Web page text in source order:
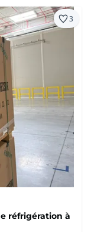
3
réfrigération à